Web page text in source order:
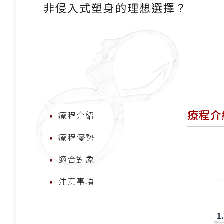
非侵入式塑身的理想選擇？
療程介紹
療程優勢
適合對象
注意事項
療程